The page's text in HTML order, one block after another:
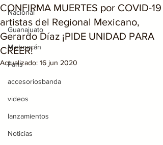
Nacional
Guanajuato
Michoacán
Fans
accesoriosbanda
videos
lanzamientos
Noticias
CONFIRMA MUERTES por COVID-19
artistas del Regional Mexicano,
Gerardo Díaz ¡PIDE UNIDAD PARA
CREER!
Actualizado: 16 jun 2020